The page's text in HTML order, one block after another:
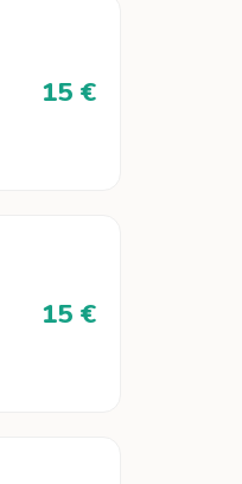
15 €
15 €